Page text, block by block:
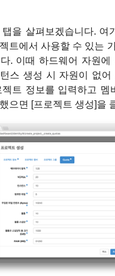
탭을 살펴보겠습니다. 여
트에서 사용할 수 있는
. 이때 하드웨어 자원
스 생성 시 자원이 없
젝트 정보를 입력하고 멤
으면 [프로젝트 생성]을